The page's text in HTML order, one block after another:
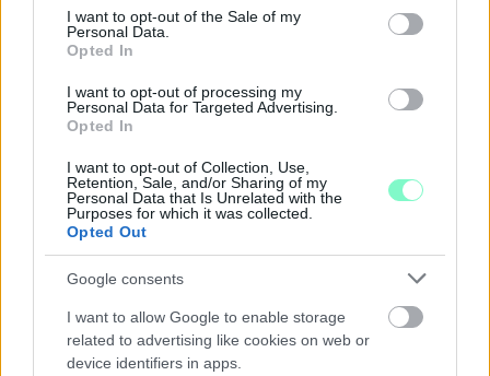
consent section.
I want to opt-out of the Sale of my
Personal Data.
Opted In
I want to opt-out of processing my
Personal Data for Targeted Advertising.
Opted In
I want to opt-out of Collection, Use,
Retention, Sale, and/or Sharing of my
Personal Data that Is Unrelated with the
Purposes for which it was collected.
Opted Out
Google consents
I want to allow Google to enable storage
related to advertising like cookies on web or
device identifiers in apps.
Szólj hozzá!